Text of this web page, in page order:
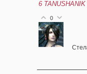
6 TANUSHANIK
0